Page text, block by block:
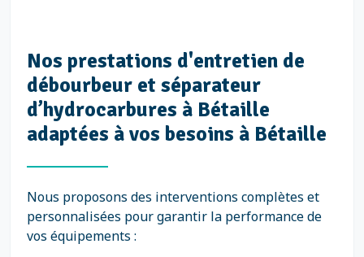
Nos prestations d'entretien de
débourbeur et séparateur
d’hydrocarbures à Bétaille
adaptées à vos besoins à Bétaille
Nous proposons des interventions complètes et
personnalisées pour garantir la performance de
vos équipements :